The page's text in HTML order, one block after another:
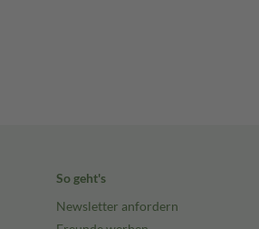
So geht's
Newsletter anfordern